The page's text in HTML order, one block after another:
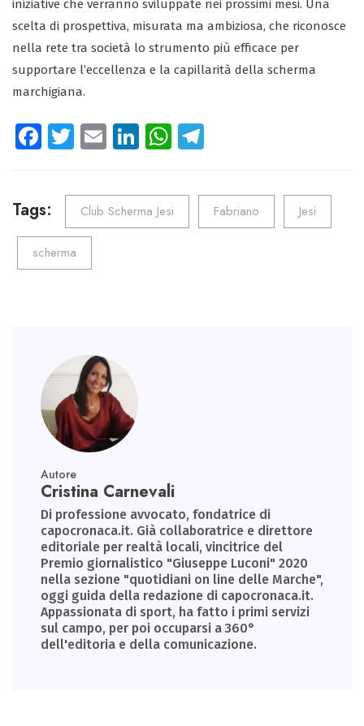
iniziative che verranno sviluppate nei prossimi mesi. Una
scelta di prospettiva, misurata ma ambiziosa, che riconosce
nella rete tra società lo strumento più efficace per
supportare l’eccellenza e la capillarità della scherma
marchigiana.
Fa
o
ok
T
tt
er
E
ail
Li
e
dI
n
W
ts
A
p
gr
a
m
Tags: Club Scherma Jesi Fabriano Jesi
scherma
Autore
Cristina Carnevali
Di professione avvocato, fondatrice di
capocronaca.it. Già collaboratrice e direttore
editoriale per realtà locali, vincitrice del
Premio giornalistico "Giuseppe Luconi" 2020
nella sezione "quotidiani on line delle Marche",
oggi guida della redazione di capocronaca.it.
Appassionata di sport, ha fatto i primi servizi
sul campo, per poi occuparsi a 360°
dell'editoria e della comunicazione.